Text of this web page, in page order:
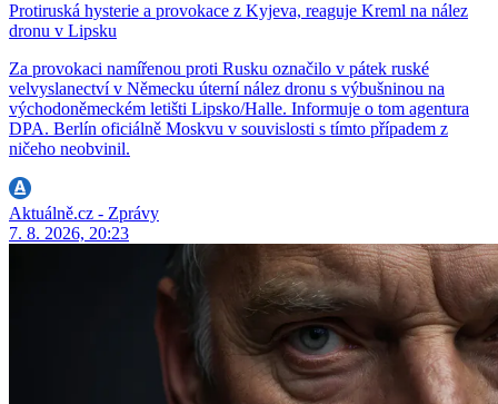
Protiruská hysterie a provokace z Kyjeva, reaguje Kreml na nález
dronu v Lipsku
Za provokaci namířenou proti Rusku označilo v pátek ruské
velvyslanectví v Německu úterní nález dronu s výbušninou na
východoněmeckém letišti Lipsko/Halle. Informuje o tom agentura
DPA. Berlín oficiálně Moskvu v souvislosti s tímto případem z
ničeho neobvinil.
Aktuálně.cz - Zprávy
7. 8. 2026, 20:23